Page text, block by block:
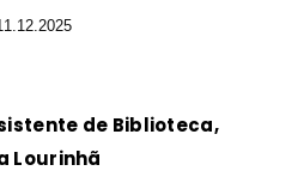
de Biblioteca,
Lourinhã